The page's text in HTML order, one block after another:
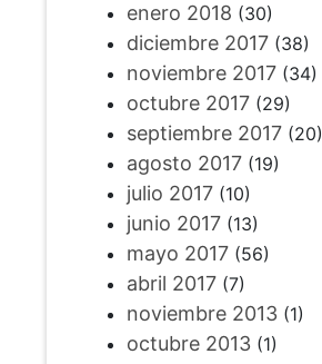
enero 2018 (30)
diciembre 2017(38)
noviembre 2017(34)
octubre 2017(29)
septiembre 2017(20)
agosto 2017(19)
julio 2017(10)
junio 2017(13)
mayo 2017(56)
abril 2017(7)
noviembre 2013(1)
octubre 2013(1)